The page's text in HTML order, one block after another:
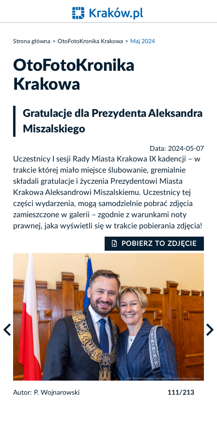
Strona główna OtoFotoKronika Krakowa Maj 2024
OtoFotoKronika
Krakowa
Gratulacje dla Prezydenta Aleksandra
Miszalskiego
Data: 2024-05-07
Uczestnicy I sesji Rady Miasta Krakowa IX kadencji – w
trakcie której miało miejsce ślubowanie, gremialnie
składali gratulacje i życzenia Prezydentowi Miasta
Krakowa Aleksandrowi Miszalskiemu. Uczestnicy tej
części wydarzenia, mogą samodzielnie pobrać zdjęcia
zamieszczone w galerii – zgodnie z warunkami noty
prawnej, jaka wyświetli się w trakcie pobierania zdjęcia!
POBIERZ TO ZDJĘCIE
Autor: P. Wojnarowski 111/213